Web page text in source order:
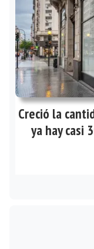
Creció la
ya hay casi